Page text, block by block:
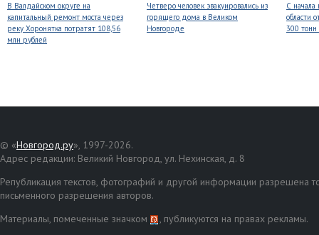
В Валдайском округе на
капитальный ремонт моста через
реку Хоронятка потратят 108,56
млн рублей
Четверо человек эвакуировались из
горящего дома в Великом
Новгороде
С начала
области
300
© «Новгород.ру», 1997-2026.
Адрес редакции: Великий Новгород, ул. Нехинская, д. 8
Републикация текстов, фотографий и другой информации разрешена
письменного разрешения авторов.
Материалы, помеченные значком
, публикуются на правах рекламы.